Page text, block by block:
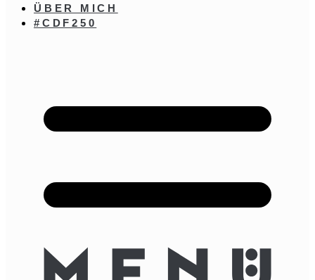
ÜBER MICH
#CDF250